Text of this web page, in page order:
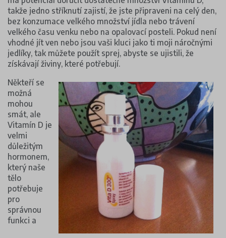
takže jedno stříknutí zajistí, že jste připraveni na celý den,
bez konzumace velkého množství jídla nebo trávení
velkého času venku nebo na opalovací posteli. Pokud není
vhodné jít ven nebo jsou vaši kluci jako ti moji náročnými
jedlíky, tak můžete použít sprej, abyste se ujistili, že
získávají živiny, které potřebují.
Někteří se
možná
mohou
smát, ale
Vitamín D je
velmi
důležitým
hormonem,
který naše
tělo
potřebuje
pro
správnou
funkci a